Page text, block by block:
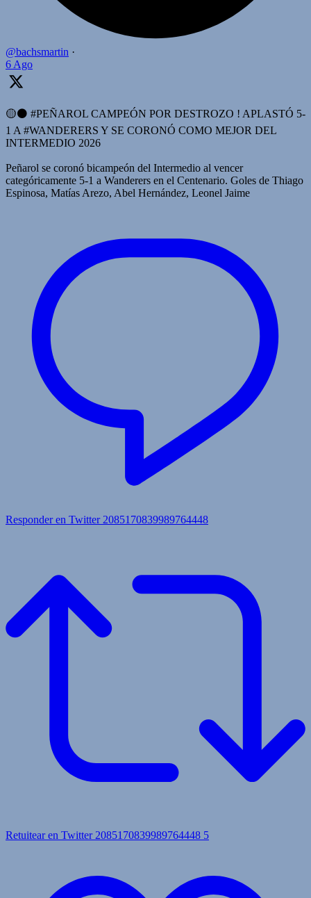
@bachsmartin ·
6 Ago
🟡⚫️ #PEÑAROL CAMPEÓN POR DESTROZO ! APLASTÓ 5-
1 A #WANDERERS Y SE CORONÓ COMO MEJOR DEL
INTERMEDIO 2026
Peñarol se coronó bicampeón del Intermedio al vencer
categóricamente 5-1 a Wanderers en el Centenario. Goles de Thiago
Espinosa, Matías Arezo, Abel Hernández, Leonel Jaime
Responder en Twitter 2085170839989764448
Retuitear en Twitter 2085170839989764448 5